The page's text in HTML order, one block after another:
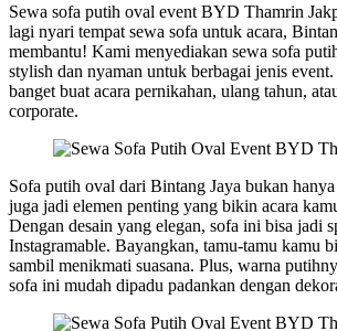
Sewa sofa putih oval event BYD Thamrin
lagi nyari tempat sewa sofa untuk acara,
membantu! Kami menyediakan sewa sofa
stylish dan nyaman untuk berbagai jenis
banget buat acara pernikahan, ulang tahun,
corporate.
Sofa putih oval dari Bintang Jaya bukan
juga jadi elemen penting yang bikin acara
Dengan desain yang elegan, sofa ini bisa jadi
Instagramable. Bayangkan, tamu-tamu kamu
sambil menikmati suasana. Plus, warna
sofa ini mudah dipadu padankan dengan